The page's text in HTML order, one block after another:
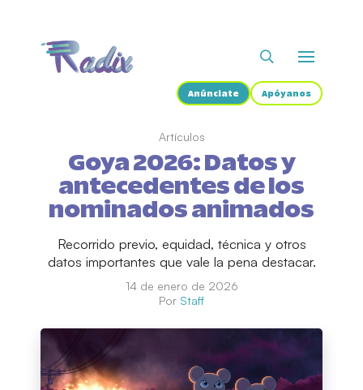
Anúnciate Apóyanos
Artículos
Goya 2026: Datos y
antecedentes de los
nominados animados
Recorrido previo, equidad, técnica y otros
datos importantes que vale la pena destacar.
14 de enero de 2026
Por Staff